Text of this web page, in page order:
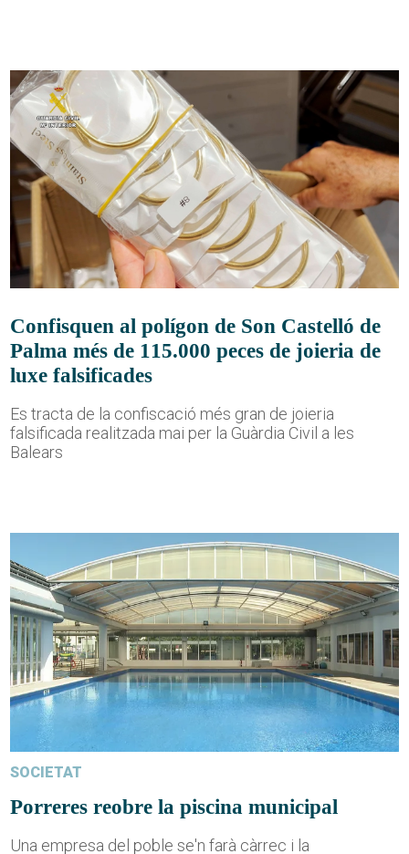
Confisquen al polígon de Son Castelló de
Palma més de 115.000 peces de joieria de
luxe falsificades
Es tracta de la confiscació més gran de joieria
falsificada realitzada mai per la Guàrdia Civil a les
Balears
SOCIETAT
Porreres reobre la piscina municipal
Una empresa del poble se'n farà càrrec i la